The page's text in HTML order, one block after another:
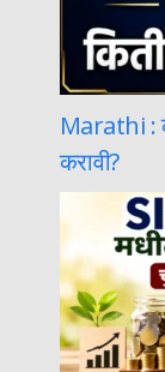
Marathi :
करावी?